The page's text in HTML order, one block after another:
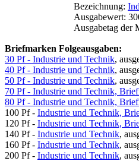
Bezeichnung:
Ausgabewert:
Ausgabetag der
Briefmarken Folgeausgaben:
30 Pf - Industrie und Technik,
40 Pf - Industrie und Technik,
50 Pf - Industrie und Technik,
70 Pf - Industrie und Technik,
80 Pf - Industrie und Technik,
100 Pf - Industrie und Technik,
120 Pf - Industrie und Technik,
140 Pf - Industrie und Technik,
160 Pf - Industrie und Technik,
200 Pf - Industrie und Technik,